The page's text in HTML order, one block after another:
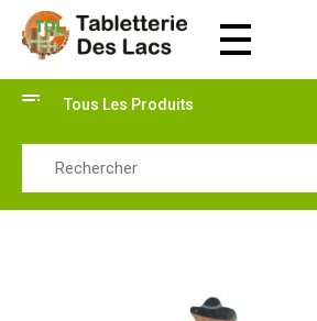
Tabletterie des Lacs
Tous Les Produits